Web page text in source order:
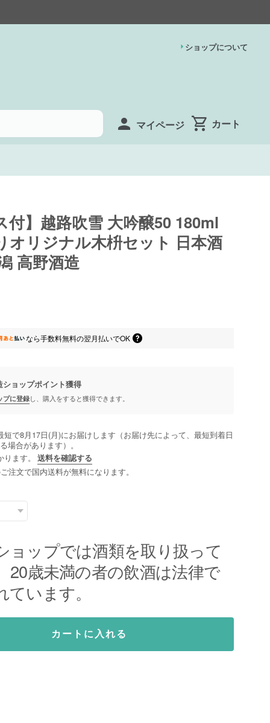
ショップについて
マイページ
付】越路吹雪 大吟醸50 180ml
オリジナル木枡セット 日本酒
高野酒造
なら手数料無料の翌月払いでOK
ショップポイント獲得
プに登録し、購入をすると獲得できます。
短で8月17日(月)にお届けします（お届け先によって、最短到着日
場合があります）。
ます。
送料を確認する
注文で国内送料が無料になります。
ョップでは酒類を取り扱って
20歳未満の者の飲酒は法律で
います。
カートに入れる